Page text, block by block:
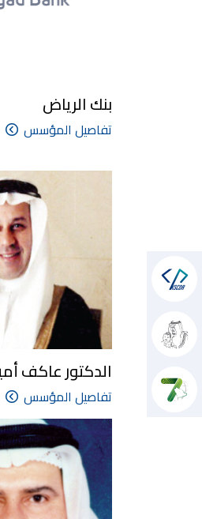
بنك الرياض
تفاصيل المؤسس
الدكتور عاكف
تفاصيل المؤسس